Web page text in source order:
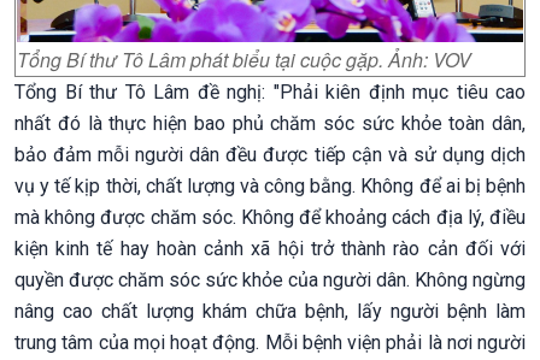
Tổng Bí thư Tô Lâm phát biểu tại cuộc gặp. Ảnh: VOV
Tổng Bí thư Tô Lâm đề nghị: "Phải kiên định mục tiêu cao
nhất đó là thực hiện bao phủ chăm sóc sức khỏe toàn dân,
bảo đảm mỗi người dân đều được tiếp cận và sử dụng dịch
vụ y tế kịp thời, chất lượng và công bằng. Không để ai bị bệnh
mà không được chăm sóc. Không để khoảng cách địa lý, điều
kiện kinh tế hay hoàn cảnh xã hội trở thành rào cản đối với
quyền được chăm sóc sức khỏe của người dân. Không ngừng
nâng cao chất lượng khám chữa bệnh, lấy người bệnh làm
trung tâm của mọi hoạt động. Mỗi bệnh viện phải là nơi người